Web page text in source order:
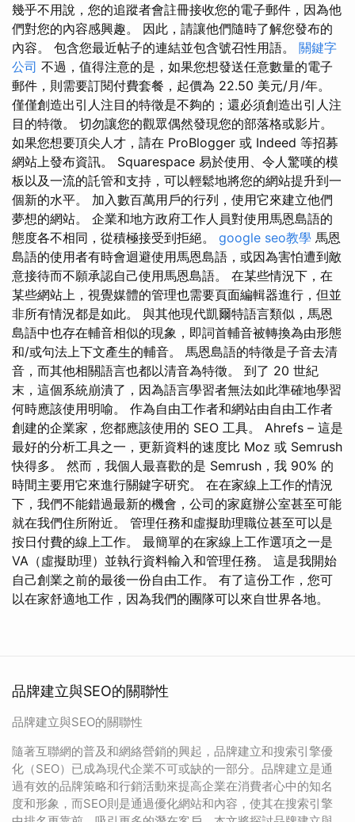
幾乎不用說，您的追蹤者會註冊接收您的電子郵件，因為他
們對您的內容感興趣。 因此，請讓他們隨時了解您發布的
內容。 包含您最近帖子的連結並包含號召性用語。 關鍵字
公司 不過，值得注意的是，如果您想發送任意數量的電子
郵件，則需要訂閱付費套餐，起價為 22.50 美元/月/年。
僅僅創造出引人注目的特徵是不夠的；還必須創造出引人注
目的特徵。 切勿讓您的觀眾偶然發現您的部落格或影片。
如果您想要頂尖人才，請在 ProBlogger 或 Indeed 等招募
網站上發布資訊。 Squarespace 易於使用、令人驚嘆的模
板以及一流的託管和支持，可以輕鬆地將您的網站提升到一
個新的水平。 加入數百萬用戶的行列，使用它來建立他們
夢想的網站。 企業和地方政府工作人員對使用馬恩島語的
態度各不相同，從積極接受到拒絕。 google seo教學 馬恩
島語的使用者有時會迴避使用馬恩島語，或因為害怕遭到敵
意接待而不願承認自己使用馬恩島語。 在某些情況下，在
某些網站上，視覺媒體的管理也需要頁面編輯器進行，但並
非所有情況都是如此。 與其他現代凱爾特語言類似，馬恩
島語中也存在輔音相似的現象，即詞首輔音被轉換為由形態
和/或句法上下文產生的輔音。 馬恩島語的特徵是子音去清
音，而其他相關語言也都以清音為特徵。 到了 20 世紀
末，這個系統崩潰了，因為語言學習者無法如此準確地學習
何時應該使用明喻。 作為自由工作者和網站由自由工作者
創建的企業家，您都應該使用的 SEO 工具。 Ahrefs – 這是
最好的分析工具之一，更新資料的速度比 Moz 或 Semrush
快得多。 然而，我個人最喜歡的是 Semrush，我 90% 的
時間主要用它來進行關鍵字研究。 在在家線上工作的情況
下，我們不能錯過最新的機會，公司的家庭辦公室甚至可能
就在我們住所附近。 管理任務和虛擬助理職位甚至可以是
按日付費的線上工作。 最簡單的在家線上工作選項之一是
VA（虛擬助理）並執行資料輸入和管理任務。 這是我開始
自己創業之前的最後一份自由工作。 有了這份工作，您可
以在家舒適地工作，因為我們的團隊可以來自世界各地。
品牌建立與SEO的關聯性
品牌建立與SEO的關聯性
隨著互聯網的普及和網絡營銷的興起，品牌建立和搜索引擎優
化（SEO）已成為現代企業不可或缺的一部分。品牌建立是通
過有效的品牌策略和行銷活動來提高企業在消費者心中的知名
度和形象，而SEO則是通過優化網站和內容，使其在搜索引擎